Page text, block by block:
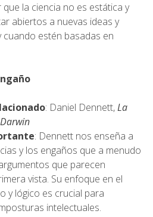
la ciencia no es estática y
abiertos a nuevas ideas y
cuando estén basadas en
: Daniel Dennett,La
: Dennett nos enseña a
y los engaños que a menudo
que parecen
vista. Su enfoque en el
y lógico es crucial para
intelectuales.